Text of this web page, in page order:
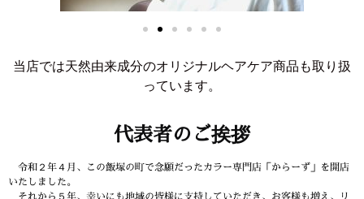
当店では天然由来成分のオリジナルヘアケア商品も取り扱
っています。
代表者のご挨拶
令和２年４月、この飯塚の町で念願だったカラー専門店「からーず」を開店
いたしました。
それから５年、幸いにも地域の皆様に支持していただき、お客様も増え、リ